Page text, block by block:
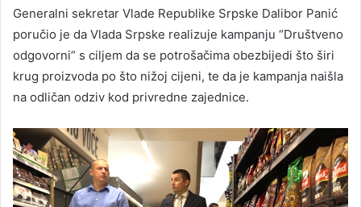
Generalni sekretar Vlade Republike Srpske Dalibor Panić
poručio je da Vlada Srpske realizuje kampanju “Društveno
odgovorni” s ciljem da se potrošačima obezbijedi što širi
krug proizvoda po što nižoj cijeni, te da je kampanja naišla
na odličan odziv kod privredne zajednice.